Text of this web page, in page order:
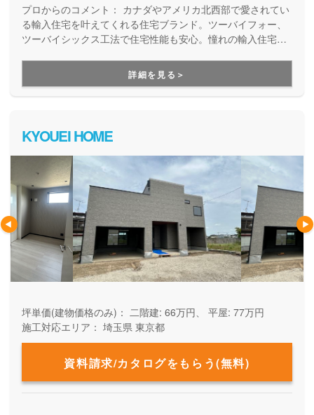
うに階段を降りてくる姿… あなたの憧れを、私たち
と一緒に叶えませんか。
プロからのコメント： カナダやアメリカ北西部で愛されてい
る輸入住宅を叶えてくれる住宅ブランド。ツーバイフォー、
ツーバイシックス工法で住宅性能も安心。憧れの輸入住宅で
詳細を見る＞
KYOUEI HOME
坪単価(建物価格のみ)： 二階建: 66万円、 平屋: 77万円
施工対応エリア： 埼玉県 東京都
資料請求/カタログをもらう(無料)